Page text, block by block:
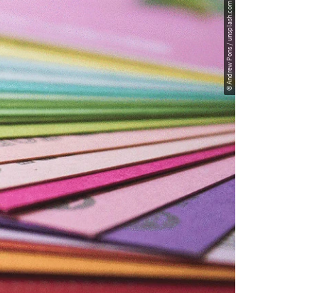
© Andrew Pons / unsplash.com